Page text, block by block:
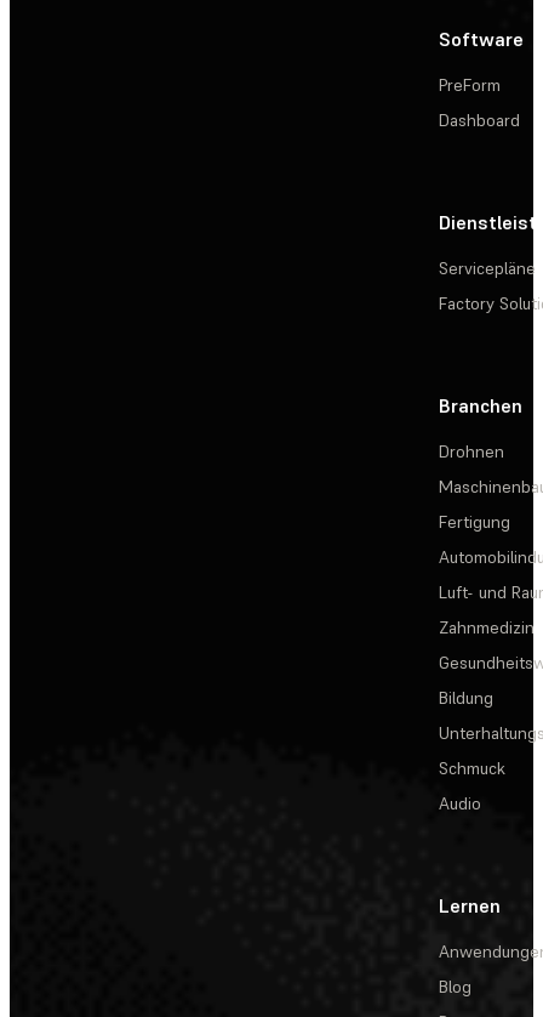
Software
PreForm
Dashboard
Servicepläne
Factory
Branchen
Drohnen
Fertigung
Luft- und
Zahnmedizin
Bildung
Schmuck
Audio
Lernen
Blog